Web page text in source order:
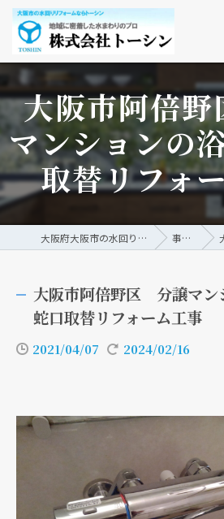
大阪市阿倍
マンションの
取替リフォ
大阪府大阪市の水回りリフォームなら株式会社トーシン 事例/ブログ
大阪市阿倍野区 分譲マン
蛇口取替リフォーム工事
2021/04/07 2024/02/16